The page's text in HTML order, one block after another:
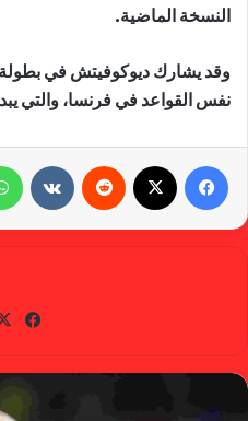
النسخة الماضية.
وقد يشارك ديوكوفيتش في بطولة
نفس القواعد في فرنسا، والتي يبدأ سريانها
في